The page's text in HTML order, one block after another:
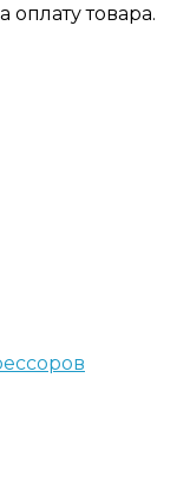
товара.